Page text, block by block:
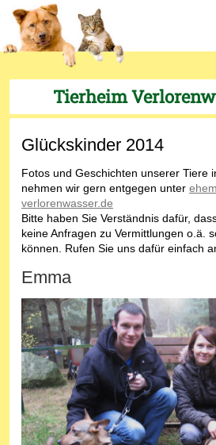
Tierheim
Glückskinder 2014
Fotos und Geschichten unserer Tiere
nehmen wir gern entgegen unter
verlorenwasser.de
Bitte haben Sie Verständnis dafür,
keine Anfragen zu Vermittlungen o.ä.
können. Rufen Sie uns dafür einfach
Emma